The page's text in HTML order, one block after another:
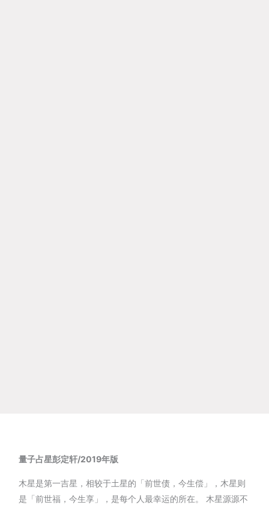
量子占星彭定轩/2019年版
木星是第一吉星，相较于土星的「前世债，今生偿」，木星则
是「前世福，今生享」，是每个人最幸运的所在。 木星源源不